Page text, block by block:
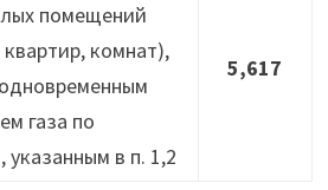
помещений
комнат),
газа по
указанным в п. 1,2
5,617